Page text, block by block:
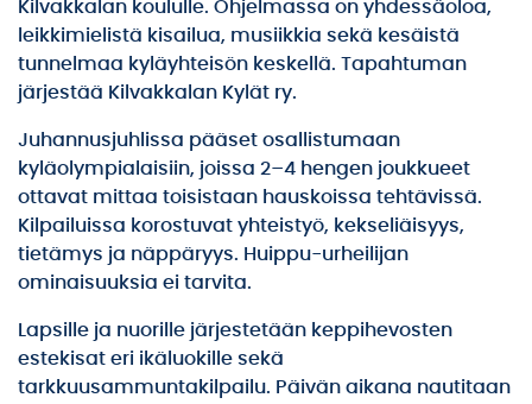
Kilvakkalan koululle. Ohjelmassa on yhdessäoloa,
leikkimielistä kisailua, musiikkia sekä kesäistä
tunnelmaa kyläyhteisön keskellä. Tapahtuman
järjestää Kilvakkalan Kylät ry.
Juhannusjuhlissa pääset osallistumaan
kyläolympialaisiin, joissa 2–4 hengen joukkueet
ottavat mittaa toisistaan hauskoissa tehtävissä.
Kilpailuissa korostuvat yhteistyö, kekseliäisyys,
tietämys ja näppäryys. Huippu-urheilijan
ominaisuuksia ei tarvita.
Lapsille ja nuorille järjestetään keppihevosten
estekisat eri ikäluokille sekä
tarkkuusammuntakilpailu. Päivän aikana nautitaan